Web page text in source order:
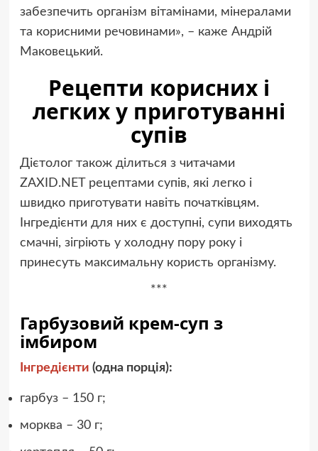
забезпечить організм вітамінами, мінералами
та корисними речовинами», – каже Андрій
Маковецький.
Рецепти корисних і
легких у приготуванні
супів
Дієтолог також ділиться з читачами
ZAXID.NET рецептами супів, які легко і
швидко приготувати навіть початківцям.
Інгредієнти для них є доступні, супи виходять
смачні, зігріють у холодну пору року і
принесуть максимальну користь організму.
***
Гарбузовий крем-суп з
імбиром
Інгредієнти (одна порція):
гарбуз – 150 г;
морква – 30 г;